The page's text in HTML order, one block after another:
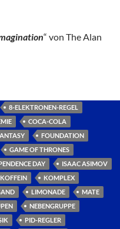
“ von The Alan
8-ELEKTRONEN-REGEL
COCA-COLA
FOUNDATION
GAME OF THRONES
DAY
ISAAC ASIMOV
KOFFEIN
KOMPLEX
LIMONADE
MATE
NEBENGRUPPE
PID-REGLER